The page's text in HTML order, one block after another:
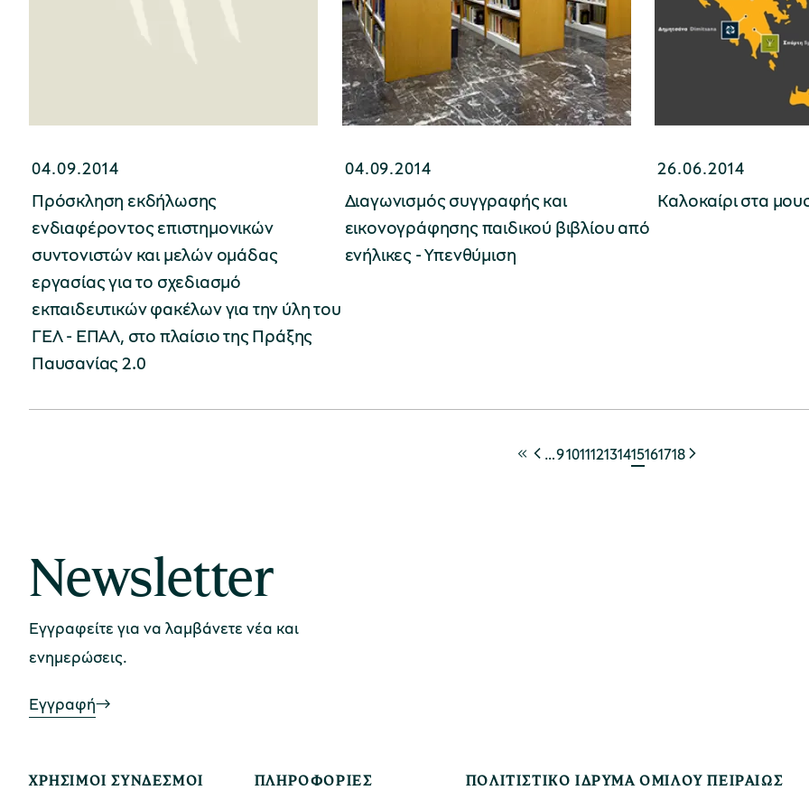
04.09.2014
Πρόσκληση εκδήλωσης
ενδιαφέροντος επιστημονικών
συντονιστών και μελών ομάδας
εργασίας για το σχεδιασμό
εκπαιδευτικών φακέλων για την ύλη του
ΓΕΛ - ΕΠΑΛ, στο πλαίσιο της Πράξης
Παυσανίας 2.0
04.09.2014
Διαγωνισμός συγγραφής και
εικονογράφησης παιδικού βιβλίου από
ενήλικες - Yπενθύμιση
26.06.2014
Καλοκαίρι στα
…9101112131415161718
Newsletter
Εγγραφείτε για να λαμβάνετε νέα και
ενημερώσεις.
Εγγραφή
ΧΡΉΣΙΜΟΙ ΣΎΝΔΕΣΜΟΙ ΠΛΗΡΟΦΟΡΊΕΣ ΠΟΛΙΤΙΣΤΙΚΟ ΙΔΡΥΜΑ ΟΜΙΛΟΥ ΠΕΙΡΑΙΩΣ